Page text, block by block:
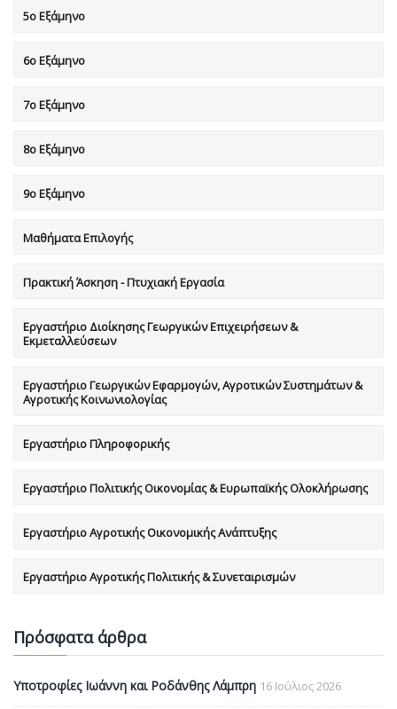
5ο Εξάμηνο
6ο Εξάμηνο
7o Eξάμηνο
8o Eξάμηνο
9ο Εξάμηνο
Μαθήματα Επιλογής
Πρακτική Άσκηση - Πτυχιακή Εργασία
Εργαστήριο Διοίκησης Γεωργικών Επιχειρήσεων &
Εκμεταλλεύσεων
Εργαστήριο Γεωργικών Εφαρμογών, Αγροτικών Συστημάτων &
Αγροτικής Κοινωνιολογίας
Εργαστήριο Πληροφορικής
Εργαστήριο Πολιτικής Οικονομίας & Ευρωπαϊκής Ολοκλήρωσης
Εργαστήριο Αγροτικής Οικονομικής Ανάπτυξης
Εργαστήριο Αγροτικής Πολιτικής & Συνεταιρισμών
Πρόσφατα άρθρα
Υποτροφίες Ιωάννη και Ροδάνθης Λάμπρη 16 Ιούλιος 2026